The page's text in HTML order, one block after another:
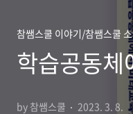
참쌤스쿨 이야기/참쌤스쿨
학습공동
by 참쌤스쿨 2023. 3. 8.